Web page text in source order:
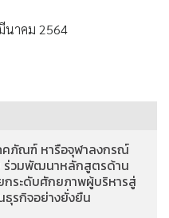
นาคม 2564
คภัณฑ์ หารือจุฬาลงกรณ์
ร่วมพัฒนาหลักสูตรด้าน
กระดับศักยภาพผู้บริหารสู่
ธุรกิจอย่างยั่งยืน